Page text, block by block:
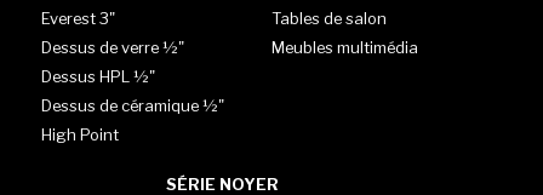
Everest 3"
Dessus de verre ½"
Dessus HPL ½"
Dessus de céramique ½"
High Point
Tables de salon
Meubles multimédia
SÉRIE NOYER